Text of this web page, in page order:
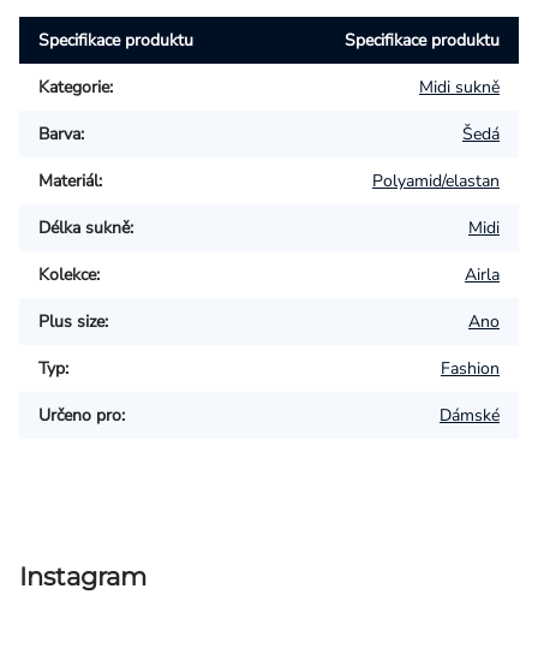
Specifikace produktu Specifikace produktu
Kategorie: Midi sukně
Barva: Šedá
Materiál: Polyamid/elastan
Délka sukně: Midi
Kolekce: Airla
Plus size: Ano
Typ: Fashion
Určeno pro: Dámské
Instagram